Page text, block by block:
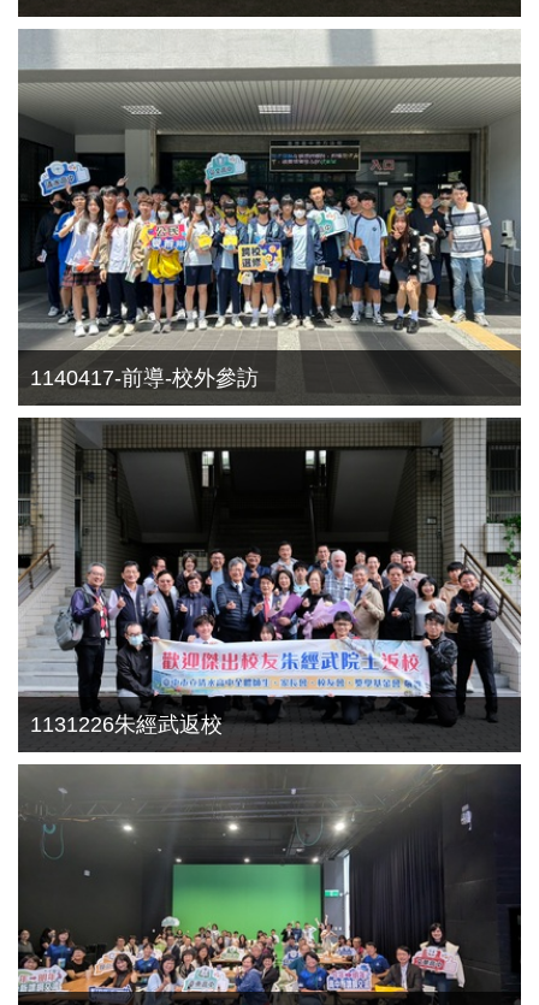
1140417-前導-校外參訪
1131226朱經武返校